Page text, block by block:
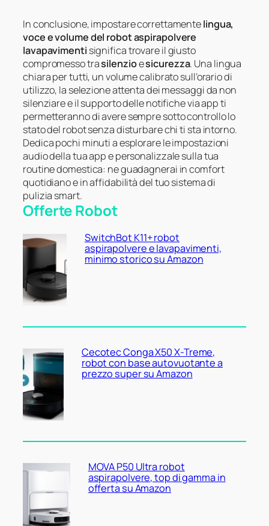
In conclusione, impostare correttamentelingua,
voce e volume del robot aspirapolvere
lavapavimenti significa trovare il giusto
compromesso trasilenzioesicurezza. Una lingua
chiara per tutti, un volume calibrato sull’orario di
utilizzo, la selezione attenta dei messaggi da non
silenziare e il supporto delle notifiche via app ti
permetteranno di avere sempre sotto controllo lo
stato del robot senza disturbare chi ti sta intorno.
Dedica pochi minuti a esplorare le impostazioni
audio della tua app e personalizzale sulla tua
routine domestica: ne guadagnerai in comfort
quotidiano e in affidabilità del tuo sistema di
pulizia smart.
Offerte Robot
SwitchBot K11+ robot
aspirapolvere e lavapavimenti,
minimo storico su Amazon
Cecotec Conga X50 X-Treme,
robot con base autovuotante a
prezzo super su Amazon
MOVA P50 Ultra robot
aspirapolvere, top di gamma in
offerta su Amazon